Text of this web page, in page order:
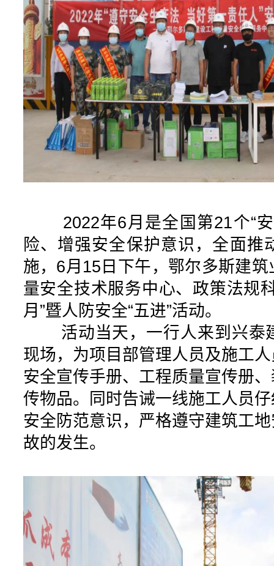
2022年6月是全国第21个“安
险、增强安全保护意识，全面推
施，6月15日下午，鄂尔多斯建
量安全技术服务中心、政策法规
月”暨人防安全“五进”活动。
活动当天，一行人来到兴泰
现场，为项目部管理人员及施工
安全宣传手册、工程质量宣传册
传物品。同时告诫一线施工人员
安全防范意识，严格遵守建筑工
故的发生。